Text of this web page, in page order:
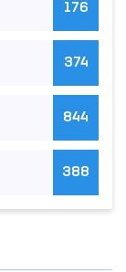
176
374
844
388